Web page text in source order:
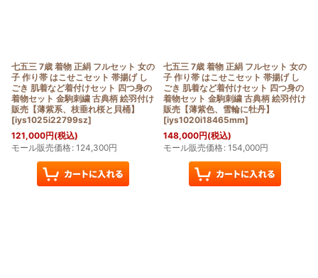
七五三 7歳 着物 正絹 フルセット 女の
子 作り帯 はこせこセット 帯揚げ し
ごき 肌着など着付けセット 四つ身の
着物セット 金駒刺繍 古典柄 絵羽付け
販売【薄紫系、枝垂れ桜と貝桶】
[iys1025i22799sz]
121,000円(税込)
モール販売価格: 124,300円
七五三 7歳 着物 正絹 フルセット 女の
子 作り帯 はこせこセット 帯揚げ し
ごき 肌着など着付けセット 四つ身の
着物セット 金駒刺繍 古典柄 絵羽付け
販売【薄紫色、雪輪に牡丹】
[iys1020i18465mm]
148,000円(税込)
モール販売価格: 154,000円